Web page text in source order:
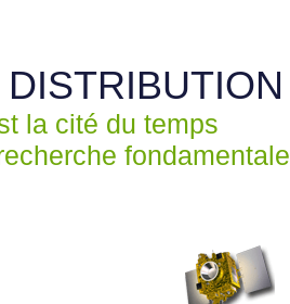
la cité du temps
fondamentale